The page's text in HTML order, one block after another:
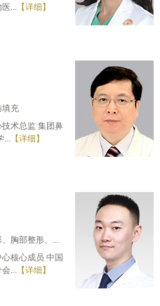
... 【详细】
填充
术总监 集团鼻
... 【详细】
胸部整形、...
核心成员 中国
... 【详细】